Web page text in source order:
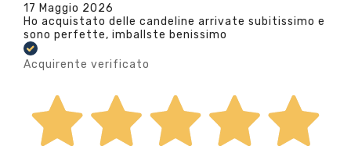
17 Maggio 2026
Ho acquistato delle candeline arrivate subitissimo e
sono perfette, imballste benissimo
Acquirente verificato